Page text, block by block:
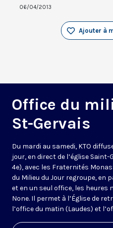
06/04/2013
Ajouter à
Office du
St-Gervais
Du mardi au samedi, KTO
jour, en direct de l’église
4e), avec les Fraternités
du Milieu du Jour regroupe, en
et en un seul office, les heures
None. Il permet à l’Église de
l’office du matin (Laudes) et